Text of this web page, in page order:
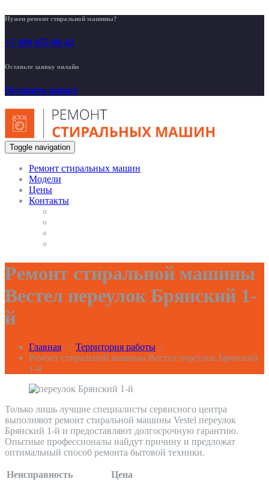
Нужен ремонт стиральной машины?
+7 499 455-00-42
Оставьте заявку онлайн
Оставить заявку
Toggle navigation
Ремонт стиральных машин
Модели
Цены
Контакты
Ремонт стиральной машины
Вестел переулок Брянский 1-
й
Главная / Территория работы /
Ремонт стиральной машины Вестел переулок Брянский
1-й
Только лишь лучшие специалисты сервисного центра
выполняют ремонт стиральной машины Vestel переулок
Брянский 1-й и предоставляют долгосрочную гарантию.
Опытные профессионалы найдут причину и предложат
оптимальный способ ремонта бытовой техники.
Неисправность
Цена